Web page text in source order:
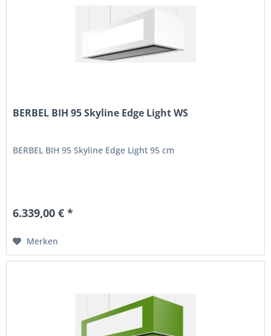
BERBEL BIH 95 Skyline Edge Light WS
BERBEL BIH 95 Skyline Edge Light 95 cm
6.339,00 € *
Merken